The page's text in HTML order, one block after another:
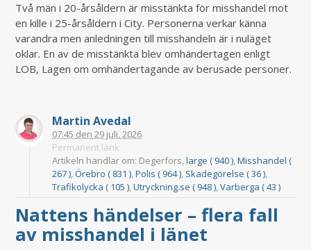
Två män i 20-årsåldern är misstänkta för misshandel mot
en kille i 25-årsåldern i City. Personerna verkar känna
varandra men anledningen till misshandeln är i nuläget
oklar. En av de misstänkta blev omhändertagen enligt
LOB, Lagen om omhändertagande av berusade personer.
Martin Avedal
07:45 den 29 juli, 2026
Permanent länk
Artikeln handlar om: Degerfors,large ( 940 ),Misshandel (
267 ),Örebro ( 831 ),Polis ( 964 ), Skadegörelse ( 36 ),
Trafikolycka ( 105 ),Utryckning.se ( 948 ),Varberga ( 43 )
Nattens händelser – flera fall
av misshandel i länet